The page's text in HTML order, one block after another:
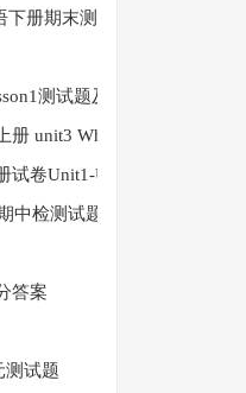
下册期末测试卷
测试题及答案
册 unit3 What would you like-
卷Unit1-Unit2单元测试题
中检测试题
答案
测试题